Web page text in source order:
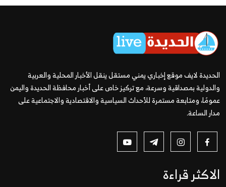
الحديدة لايف موقع إخباري يمني مستقل ينقل الأخبار المحلية والعربية
والدولية بمصداقية وسرعة، مع تركيز خاص على أخبار محافظة الحديدة واليمن
عمومًا، ومتابعة مستمرة للأحداث السياسية والاقتصادية والاجتماعية على
مدار الساعة.
الاكثر قراءة